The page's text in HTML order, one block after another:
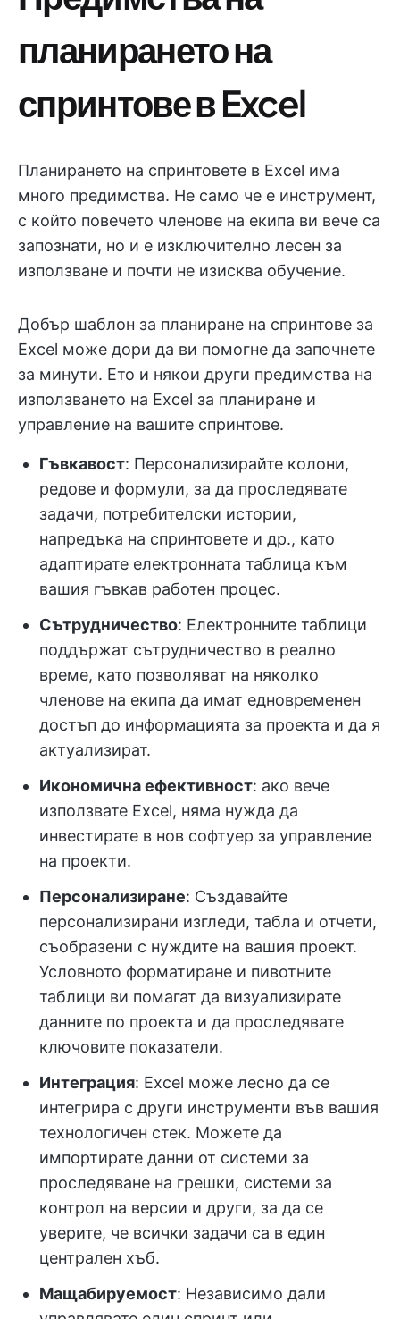
планирането на
спринтове в Excel
Планирането на спринтовете в Excel има
много предимства. Не само че е инструмент,
с който повечето членове на екипа ви вече са
запознати, но и е изключително лесен за
използване и почти не изисква обучение.
Добър шаблон за планиране на спринтове за
Excel може дори да ви помогне да започнете
за минути. Ето и някои други предимства на
използването на Excel за планиране и
управление на вашите спринтове.
Гъвкавост: Персонализирайте колони,
редове и формули, за да проследявате
задачи, потребителски истории,
напредъка на спринтовете и др., като
адаптирате електронната таблица към
вашия гъвкав работен процес.
Сътрудничество: Електронните таблици
поддържат сътрудничество в реално
време, като позволяват на няколко
членове на екипа да имат едновременен
достъп до информацията за проекта и да я
актуализират.
Икономична ефективност: ако вече
използвате Excel, няма нужда да
инвестирате в нов софтуер за управление
на проекти.
Персонализиране: Създавайте
персонализирани изгледи, табла и отчети,
съобразени с нуждите на вашия проект.
Условното форматиране и пивотните
таблици ви помагат да визуализирате
данните по проекта и да проследявате
ключовите показатели.
Интеграция: Excel може лесно да се
интегрира с други инструменти във вашия
технологичен стек. Можете да
импортирате данни от системи за
проследяване на грешки, системи за
контрол на версии и други, за да се
уверите, че всички задачи са в един
централен хъб.
Мащабируемост: Независимо дали